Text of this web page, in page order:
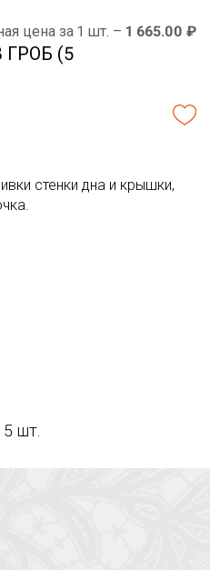
цена за 1 шт. – 1 665.00 ₽
(5
стенки дна и крышки,
шт.